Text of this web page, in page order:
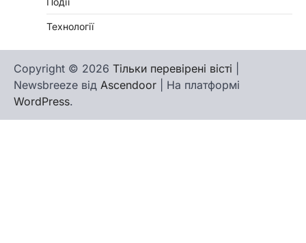
Технології
Copyright © 2026 Тільки перевірені вісті
Newsbreeze від Ascendoor | На платформі
WordPress.